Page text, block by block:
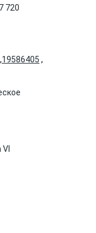
720
,19586405 ,